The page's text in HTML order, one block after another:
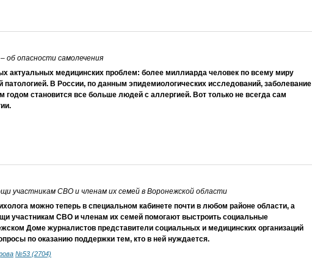
об опасности самолечения
актуальных медицинских проблем: более миллиарда человек по всему миру
патологией. В России, по данным эпидемиологических исследований, заболевание
годом становится все больше людей с аллергией. Вот только не всегда сам
участникам СВО и членам их семей в Воронежской области
можно теперь в специальном кабинете почти в любом районе области, а
участникам СВО и членам их семей помогают выстроить социальные
Доме журналистов представители социальных и медицинских организаций
по оказанию поддержки тем, кто в ней нуждается.
№53 (2704)